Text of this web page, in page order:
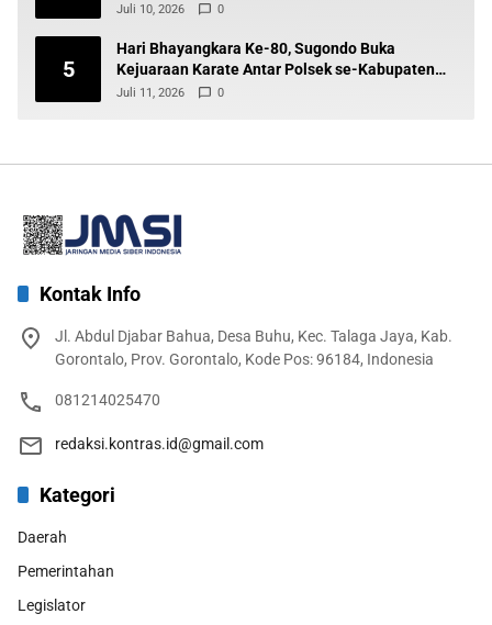
Juli 10, 2026 0
5
Hari Bhayangkara Ke-80, Sugondo Buka
Kejuaraan Karate Antar Polsek se-Kabupaten
Gorontalo
Juli 11, 2026 0
Kontak Info
Jl. Abdul Djabar Bahua, Desa Buhu, Kec. Talaga Jaya, Kab.
Gorontalo, Prov. Gorontalo, Kode Pos: 96184, Indonesia
081214025470
redaksi.kontras.id@gmail.com
Kategori
Daerah
Pemerintahan
Legislator